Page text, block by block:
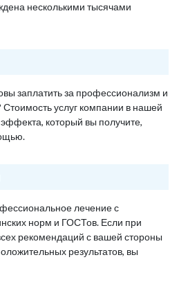
несколькими тысячами
заплатить за профессионализм и
Стоимость услуг компании в нашей
который вы получите,
лечение с
норм и ГОСТов. Если при
рекомендаций с вашей стороны
результатов, вы